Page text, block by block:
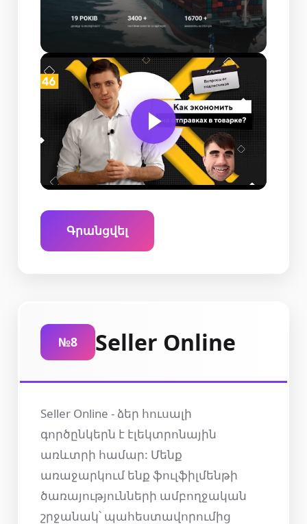
Գրանցվել
№8 Seller Online
Seller Online - ձեր հուսալի
գործընկերն է էլեկտրոնային
առևտրի համար: Մենք
առաջարկում ենք ֆուլֆիլմենթի
ծառայությունների ամբողջական
շրջանակ՝ պահեստավորումից